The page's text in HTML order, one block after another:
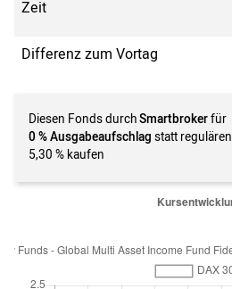
Zeit
Differenz zum Vortag
Diesen Fonds durchSmartbrokerfür
0 % Ausgabeaufschlag statt regulären
5,30 % kaufen